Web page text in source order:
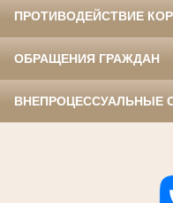
ПРОТИВОДЕЙСТВИЕ
ОБРАЩЕНИЯ ГРАЖДАН
ВНЕПРОЦЕССУАЛЬНЫЕ